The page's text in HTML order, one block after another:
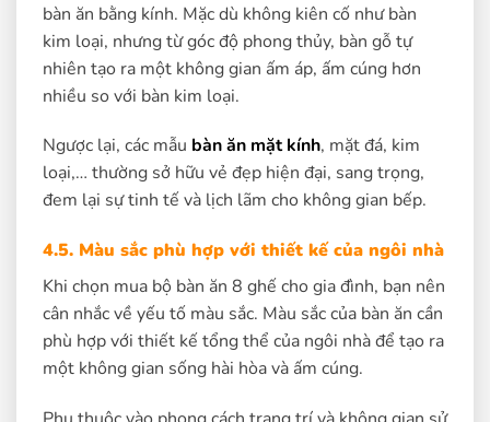
bàn ăn bằng kính. Mặc dù không kiên cố như bàn
kim loại, nhưng từ góc độ phong thủy, bàn gỗ tự
nhiên tạo ra một không gian ấm áp, ấm cúng hơn
nhiều so với bàn kim loại.
Ngược lại, các mẫu bàn ăn mặt kính, mặt đá, kim
loại,… thường sở hữu vẻ đẹp hiện đại, sang trọng,
đem lại sự tinh tế và lịch lãm cho không gian bếp.
4.5. Màu sắc phù hợp với thiết kế của ngôi nhà
Khi chọn mua bộ bàn ăn 8 ghế cho gia đình, bạn nên
cân nhắc về yếu tố màu sắc. Màu sắc của bàn ăn cần
phù hợp với thiết kế tổng thể của ngôi nhà để tạo ra
một không gian sống hài hòa và ấm cúng.